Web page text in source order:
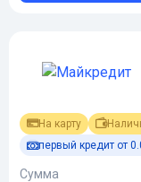
На карту
первый кредит от
Сумма